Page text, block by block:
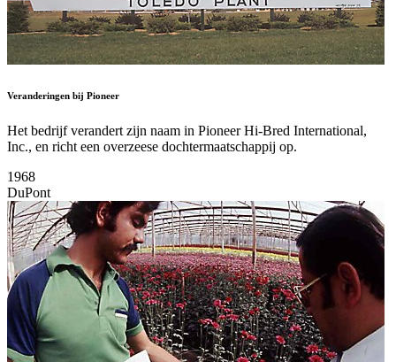
Veranderingen bij Pioneer
Het bedrijf verandert zijn naam in Pioneer Hi-Bred International,
Inc., en richt een overzeese dochtermaatschappij op.
1968
DuPont